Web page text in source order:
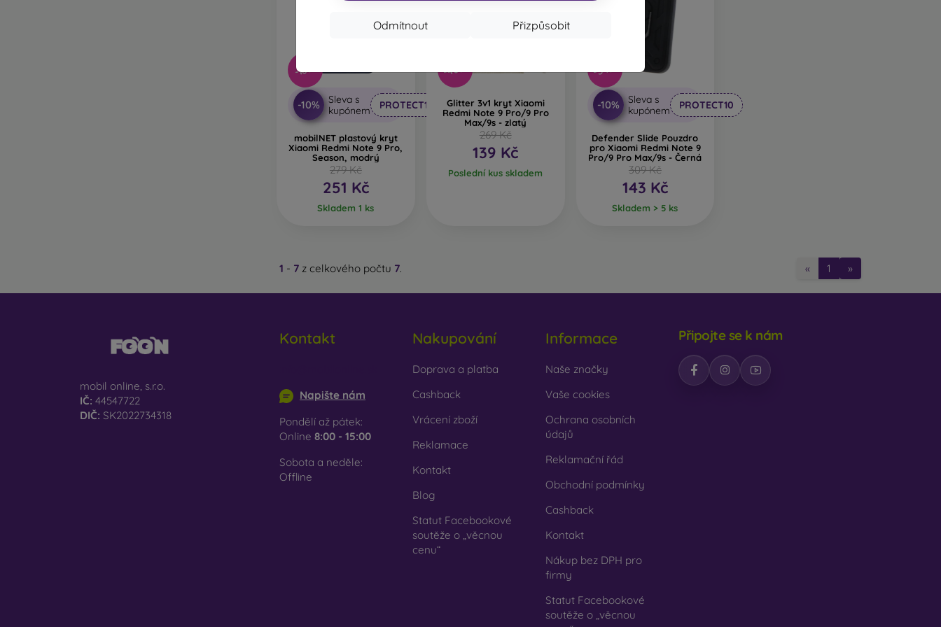
Přizpůsobit
Odmítnout
– kompostovatelné obaly na mobil jsou vyráběny z recyklovaných materiálů, takže se v
přírodě mohou 100 % rozložit. Důraz na životní prostředí je dnes velmi důležitý.
Na našem e-shopu FOON najdete desítky zajímavých krytů na mobil vyrobených z různých materiálů. Stačí si vybrat
jen ten svůj.
-10%
-10%
Sleva s
kupónem
PROTECT10
mobilNET plastový kryt
Xiaomi Redmi Note 9 Pro,
Season, modrý
279 Kč
251 Kč
Skladem 1 ks
-48%
Glitter 3v1 kryt Xiaomi
Redmi Note 9 Pro/9 Pro
Max/9s - zlatý
269 Kč
139 Kč
Poslední kus skladem
-54%
-10%
Sleva s
kupónem
PROTECT10
Defender Slide Pouzdro
pro Xiaomi Redmi Note 9
Pro/9 Pro Max/9s - Černá
309 Kč
143 Kč
Skladem > 5 ks
1 - 7 z celkového počtu 7. « 1 »
mobil online, s.r.o.
IČ: 44547722
DIČ: SK2022734318
Kontakt
Napište nám
Pondělí až pátek:
Online 8:00 - 15:00
Sobota a neděle:
Offline
Nakupování
Doprava a platba
Cashback
Vrácení zboží
Reklamace
Kontakt
Blog
Statut Facebookové
soutěže o „věcnou
cenu“
Informace
Naše značky
Vaše cookies
Ochrana osobních
údajů
Reklamační řád
Obchodní podmínky
Cashback
Kontakt
Nákup bez DPH pro
firmy
Statut Facebookové
soutěže o „věcnou
Připojte se k nám